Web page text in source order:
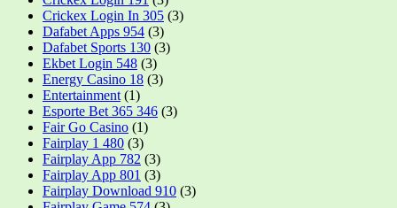
Crickex Login In 305 (3)
Dafabet Apps 954 (3)
Dafabet Sports 130 (3)
Ekbet Login 548 (3)
Energy Casino 18 (3)
Entertainment (1)
Esporte Bet 365 346 (3)
Fair Go Casino (1)
Fairplay 1 480 (3)
Fairplay App 782 (3)
Fairplay App 801 (3)
Fairplay Download 910 (3)